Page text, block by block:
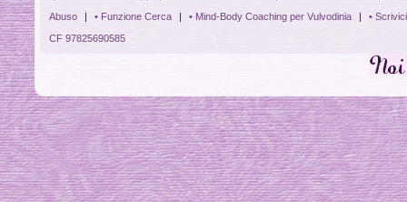
Abuso
| • Funzione Cerca | • Mind-Body Coaching per Vulvodinia |
• Scrivici
CF 97825690585